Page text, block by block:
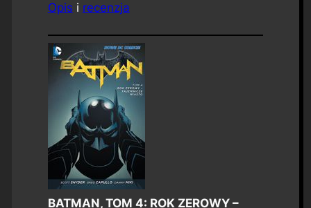
Opis i recenzja
BATMAN, TOM 4: ROK ZEROWY –